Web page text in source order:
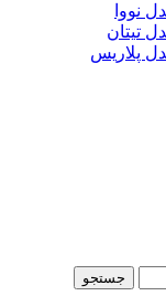
نووا
تیتان
پلاریس
جستجو